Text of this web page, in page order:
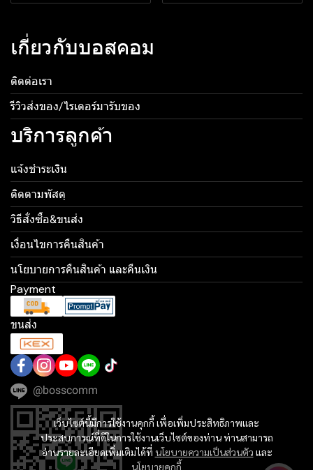
เว็บไซต์นี้มีการใช้งานคุกกี้ เพื่อเพิ่มประสิทธิภาพและ
ประสบการณ์ที่ดีในการใช้งานเว็บไซต์ของท่าน ท่านสามารถ
อ่านรายละเอียดเพิ่มเติมได้ที่ นโยบายความเป็นส่วนตัว และ
นโยบายคุกกี้
เกี่ยวกับบอสคอม
ติดต่อเรา
รีวิวส่งของ/ไรเดอร์มารับของ
บริการลูกค้า
แจ้งชำระเงิน
ติดตามพัสดุ
วิธีสั่งซื้อ&ขนส่ง
เงื่อนไขการคืนสินค้า
นโยบายการคืนสินค้า และคืนเงิน
Payment
ขนส่ง
@bosscomm